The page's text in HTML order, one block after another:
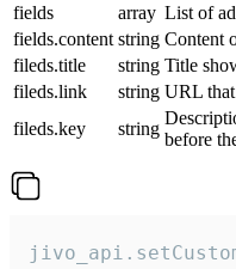
fields
array List of
fields.content string Content
fileds.title
string Title
fileds.link
string URL
fileds.key
string
before